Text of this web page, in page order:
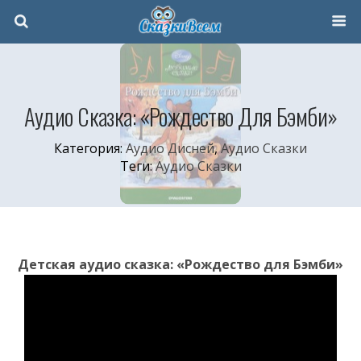
Аудио Сказка: «Рождество Для Бэмби»
Категория: Аудио Дисней,Аудио Сказки
Теги:Аудио Сказки
Детская аудио сказка: «Рождество для Бэмби»